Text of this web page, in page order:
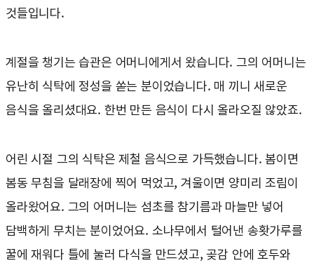
것들입니다.
계절을 챙기는 습관은 어머니에게서 왔습니다. 그의 어머니는
유난히 식탁에 정성을 쏟는 분이었습니다. 매 끼니 새로운
음식을 올리셨대요. 한번 만든 음식이 다시 올라오질 않았죠.
어린 시절 그의 식탁은 제철 음식으로 가득했습니다. 봄이면
봄동 무침을 달래장에 찍어 먹었고, 겨울이면 양미리 조림이
올라왔어요. 그의 어머니는 섬초를 참기름과 마늘만 넣어
담백하게 무치는 분이었어요. 소나무에서 털어낸 송홧가루를
꿀에 재워다 틀에 눌러 다식을 만드셨고, 곶감 안에 호두와